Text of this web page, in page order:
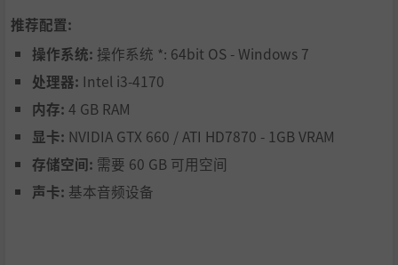
战利品荣耀
每次狩猎都蕴含是一个独一无二的故事。在宽敞的战利品小
屋中展示最珍贵的收获，或者在壁炉边放松，计划下一次狩
猎之旅，让自己在莱顿湖和赫希费尔登保护区的胜利故事永
远流传。
推荐配置:
操作系统: 操作系统 *: 64bit OS - Windows 7
处理器: Intel i3-4170
内存: 4 GB RAM
显卡: NVIDIA GTX 660 / ATI HD7870 - 1GB VRAM
存储空间: 需要 60 GB 可用空间
声卡: 基本音频设备